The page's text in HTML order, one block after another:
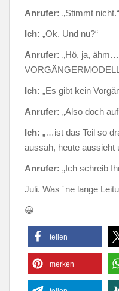
Anrufer: „Stimmt nicht.“
Ich: „Ok. Und nu?“
Anrufer: „Hö, ja,
Ich: „Es gibt kein
Anrufer: „Also doch
Ich: „…ist das Teil so
aussah, heute aussieht
Anrufer: „Ich schreib
Juli. Was ´ne lange
😀
teilen
merken